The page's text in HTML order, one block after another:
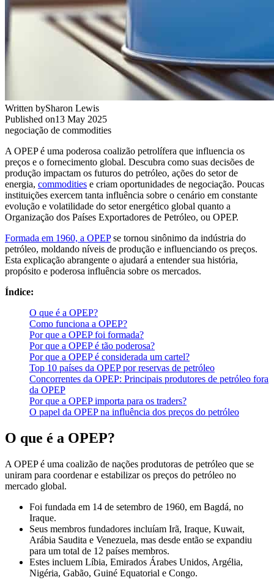
Written bySharon Lewis
Published on13 May 2025
negociação de commodities
A OPEP é uma poderosa coalizão petrolífera que influencia os
preços e o fornecimento global. Descubra como suas decisões de
produção impactam os futuros do petróleo, ações do setor de
energia, commodities e criam oportunidades de negociação. Poucas
instituições exercem tanta influência sobre o cenário em constante
evolução e volatilidade do setor energético global quanto a
Organização dos Países Exportadores de Petróleo, ou OPEP.
Formada em 1960, a OPEPse tornou sinônimo da indústria do
petróleo, moldando níveis de produção e influenciando os preços.
Esta explicação abrangente o ajudará a entender sua história,
propósito e poderosa influência sobre os mercados. ​
Índice:
O que é a OPEP?
Como funciona a OPEP?
Por que a OPEP foi formada?
Por que a OPEP é tão poderosa?
Por que a OPEP é considerada um cartel?
Top 10 países da OPEP por reservas de petróleo
Concorrentes da OPEP: Principais produtores de petróleo fora
da OPEP
Por que a OPEP importa para os traders?
O papel da OPEP na influência dos preços do petróleo
O que é a OPEP?
A OPEP é uma coalizão de nações produtoras de petróleo que se
uniram para coordenar e estabilizar os preços do petróleo no
mercado global.
Foi fundada em 14 de setembro de 1960, em Bagdá, no
Iraque.
Seus membros fundadores incluíam Irã, Iraque, Kuwait,
Arábia Saudita e Venezuela, mas desde então se expandiu
para um total de 12 países membros.
Estes incluem Líbia, Emirados Árabes Unidos, Argélia,
Nigéria, Gabão, Guiné Equatorial e Congo.